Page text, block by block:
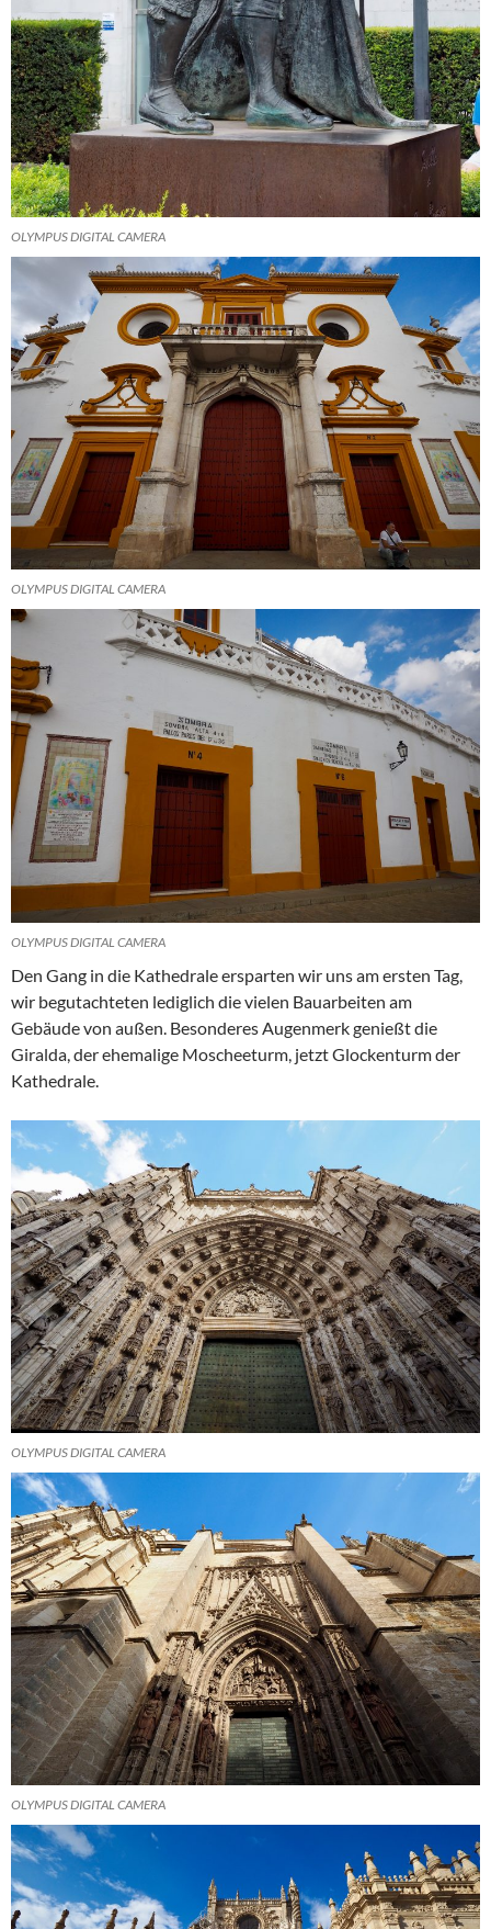
OLYMPUS DIGITAL CAMERA
OLYMPUS DIGITAL CAMERA
OLYMPUS DIGITAL CAMERA
Den Gang in die Kathedrale ersparten wir uns am ersten Tag,
wir begutachteten lediglich die vielen Bauarbeiten am
Gebäude von außen. Besonderes Augenmerk genießt die
Giralda, der ehemalige Moscheeturm, jetzt Glockenturm der
Kathedrale.
OLYMPUS DIGITAL CAMERA
OLYMPUS DIGITAL CAMERA